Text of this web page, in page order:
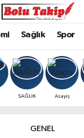
Sağlık Spor
SAĞLIK Asayiş
GENEL